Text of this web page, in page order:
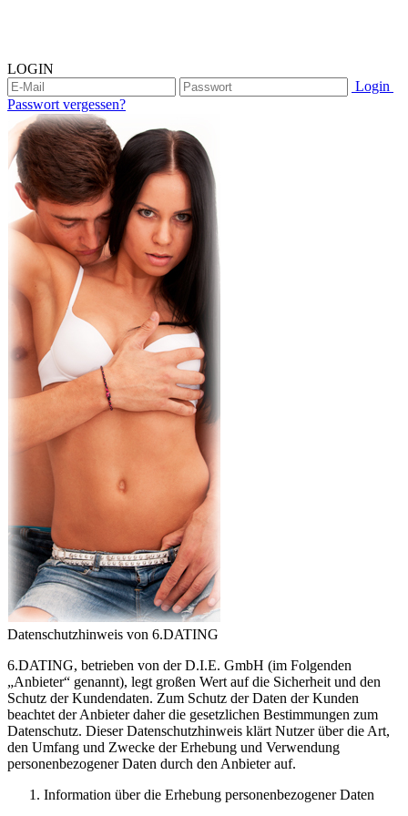
LOGIN
Login
Passwort vergessen?
Datenschutzhinweis von 6.DATING
6.DATING, betrieben von der D.I.E. GmbH (im Folgenden
„Anbieter“ genannt), legt großen Wert auf die Sicherheit und den
Schutz der Kundendaten. Zum Schutz der Daten der Kunden
beachtet der Anbieter daher die gesetzlichen Bestimmungen zum
Datenschutz. Dieser Datenschutzhinweis klärt Nutzer über die Art,
den Umfang und Zwecke der Erhebung und Verwendung
personenbezogener Daten durch den Anbieter auf.
Information über die Erhebung personenbezogener Daten